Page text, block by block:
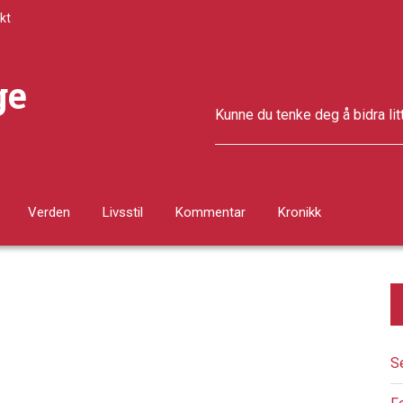
Kunne du tenke deg å bidra
Verden Livsstil Kommentar Kronikk